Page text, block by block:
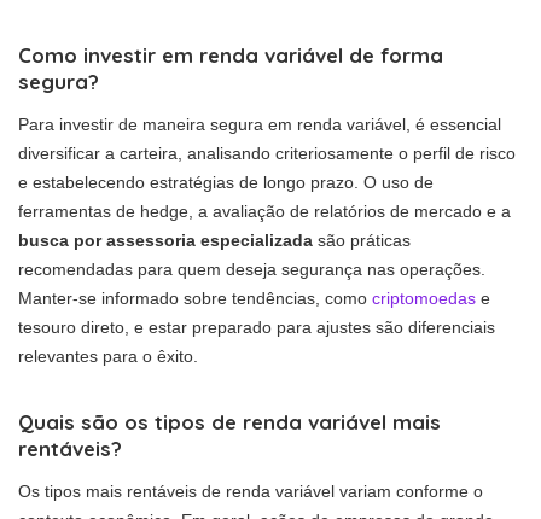
Como investir em renda variável de forma
segura?
Para investir de maneira segura em renda variável, é essencial
diversificar a carteira, analisando criteriosamente o perfil de risco
e estabelecendo estratégias de longo prazo. O uso de
ferramentas de hedge, a avaliação de relatórios de mercado e a
busca por assessoria especializada são práticas
recomendadas para quem deseja segurança nas operações.
Manter-se informado sobre tendências, como criptomoedas e
tesouro direto, e estar preparado para ajustes são diferenciais
relevantes para o êxito.
Quais são os tipos de renda variável mais
rentáveis?
Os tipos mais rentáveis de renda variável variam conforme o